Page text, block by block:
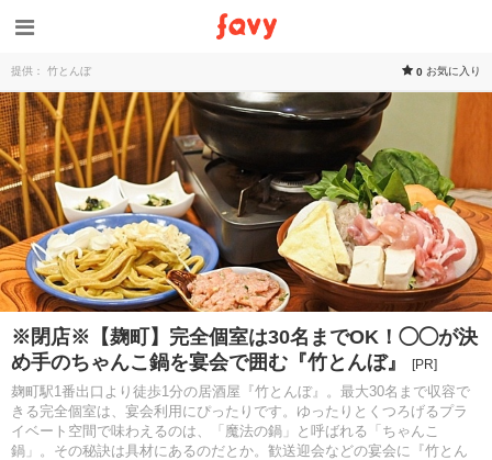
提供： 竹とんぼ 0 お気に入り
※閉店※【麹町】完全個室は30名までOK！◯◯が決
め手のちゃんこ鍋を宴会で囲む『竹とんぼ』
[PR]
麹町駅1番出口より徒歩1分の居酒屋『竹とんぼ』。最大30名まで収容で
きる完全個室は、宴会利用にぴったりです。ゆったりとくつろげるプラ
イベート空間で味わえるのは、「魔法の鍋」と呼ばれる「ちゃんこ
鍋」。その秘訣は具材にあるのだとか。歓送迎会などの宴会に『竹とん